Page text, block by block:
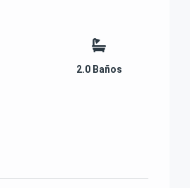
2.0 Baños